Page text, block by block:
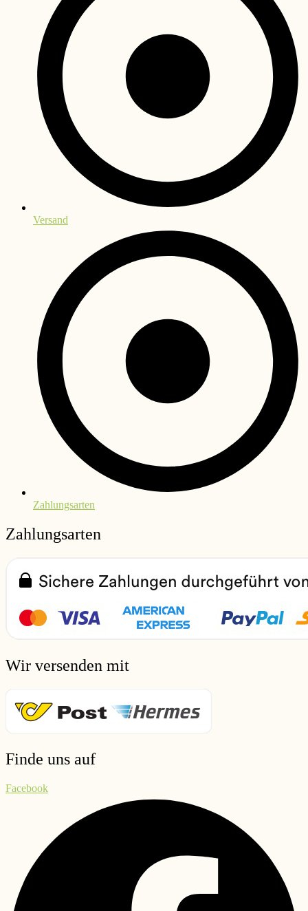
Versand
Zahlungsarten
Zahlungsarten
Wir versenden mit
Finde uns auf
Facebook